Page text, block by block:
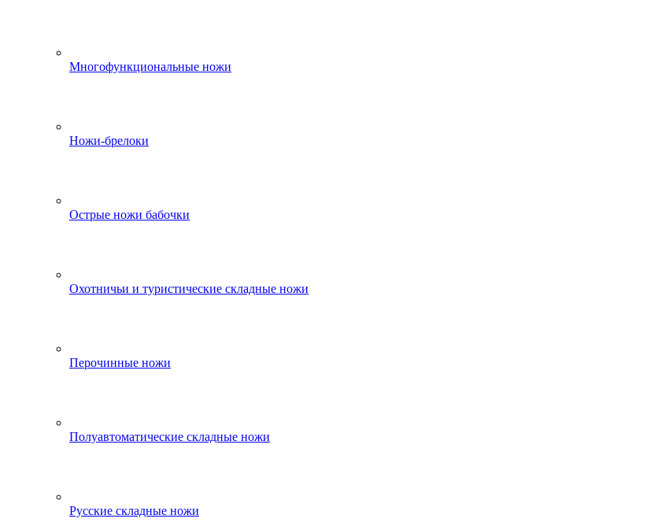
Многофункциональные ножи
Ножи-брелоки
Острые ножи бабочки
Охотничьи и туристические складные ножи
Перочинные ножи
Полуавтоматические складные ножи
Русские складные ножи